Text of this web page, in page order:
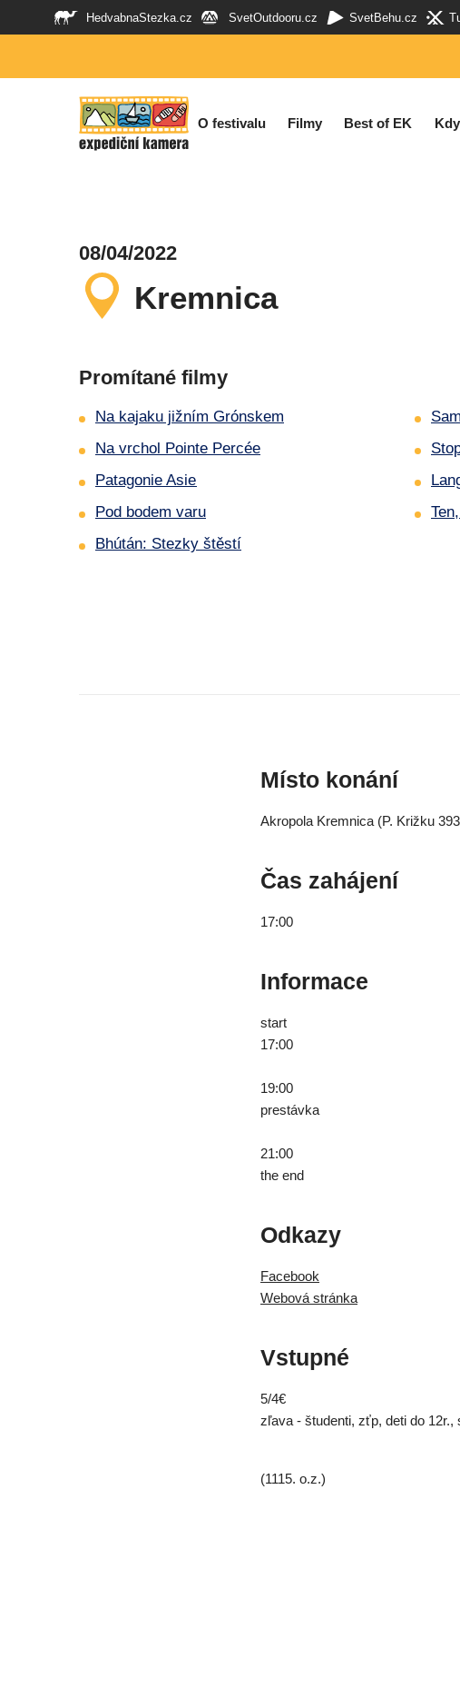
HedvabnaStezka.cz SvetOutdooru.cz SvetBehu.cz
O festivalu Filmy Best of EK
08/04/2022
Kremnica
Promítané filmy
Na kajaku jižním Grónskem
Na vrchol Pointe Percée
Patagonie Asie
Pod bodem varu
Bhútán: Stezky štěstí
Místo konání
Akropola Kremnica (P. Križku
Čas zahájení
17:00
Informace
start
17:00
19:00
prestávka
21:00
the end
Odkazy
Facebook
Webová stránka
Vstupné
5/4€
zľava - študenti, zťp, deti do 12r.,
(1115. o.z.)